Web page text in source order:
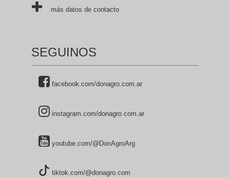
más datos de contacto
SEGUINOS
facebook.com/donagro.com.ar
instagram.com/donagro.com.ar
youtube.com/@DonAgroArg
tiktok.com/@donagro.com